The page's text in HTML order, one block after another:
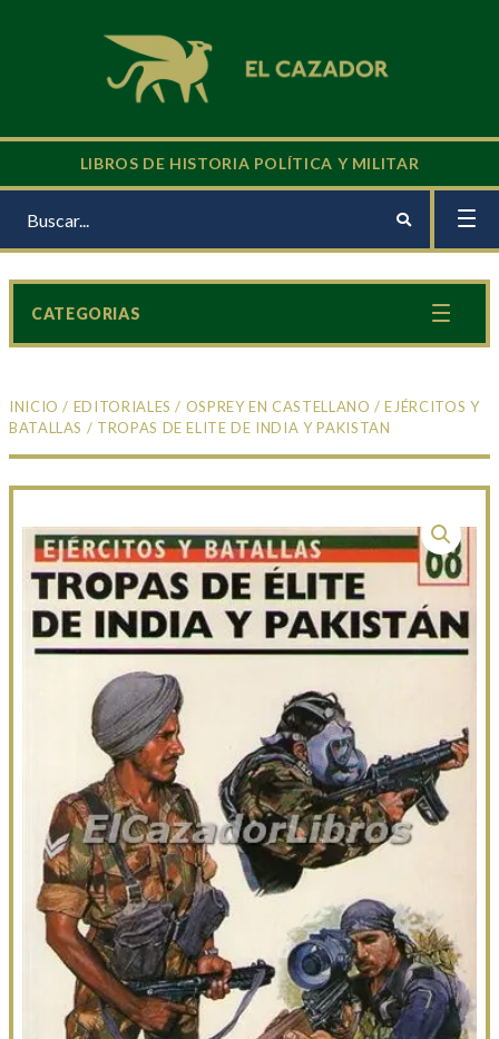
LIBROS DE HISTORIA POLÍTICA Y MILITAR
INICIO / EDITORIALES / OSPREY EN CASTELLANO /EJÉRCITOS Y
BATALLAS / TROPAS DE ELITE DE INDIA Y PAKISTAN
CATEGORIAS